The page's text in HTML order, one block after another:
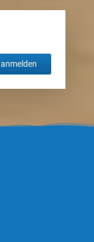
anmelden